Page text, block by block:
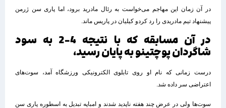
در آن زمان این مهاجم می‌خواست به رئال مادرید برود، اما پاری سن ژرمن
پیشنهاد تیم مادریدی را رد کردو کیلیان در پاریس ماند.
در آن مسابقه که با نتیجه 4-2 به سود
شاگردان پوچتینو به پایان رسید،
درست زمانی که نام او روی تابلوی الکترونیکی ورزشگاه آمد، سوت‌های
اعتراضی سر داده شد.
سوت‌ها ولی در عرض چند هفته ناپدید شدند و امباپه تبدیل به اسطوره پاری سن